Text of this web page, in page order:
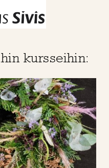
kursseihin: